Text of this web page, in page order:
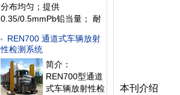
分布均匀；提供
0.35/0.5mmPb铅当量； 耐
构设计：采用多层材料制
作，加上专业的人性化结构
设计，让您穿戴舒适； 4、
精密制作工艺：做工精
REN700 通道式车辆放射
性检测系统
简介：
REN700型通道
式车辆放射性检
本刊介绍